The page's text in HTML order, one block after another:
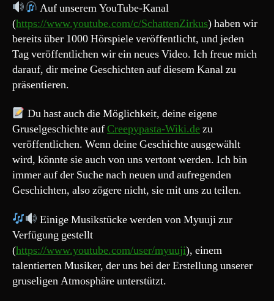
Auf unserem YouTube-Kanal
(https://www.youtube.com/c/SchattenZirkus) haben wir
bereits über 1000 Hörspiele veröffentlicht, und jeden
Tag veröffentlichen wir ein neues Video. Ich freue mich
darauf, dir meine Geschichten auf diesem Kanal zu
präsentieren.
Du hast auch die Möglichkeit, deine eigene
Gruselgeschichte aufCreepypasta-Wiki.dezu
veröffentlichen. Wenn deine Geschichte ausgewählt
wird, könnte sie auch von uns vertont werden. Ich bin
immer auf der Suche nach neuen und aufregenden
Geschichten, also zögere nicht, sie mit uns zu teilen.
Einige Musikstücke werden von Myuuji zur
Verfügung gestellt
(https://www.youtube.com/user/myuuji), einem
talentierten Musiker, der uns bei der Erstellung unserer
gruseligen Atmosphäre unterstützt.